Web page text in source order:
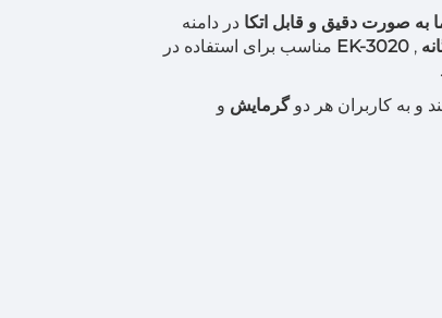
به صورت دقیق و قابل اتکا در دامنه
,
EK-3020 مناسب برای استفاده در
.
گرمایش و